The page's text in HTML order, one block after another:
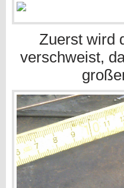
Zuerst wird
verschweist,